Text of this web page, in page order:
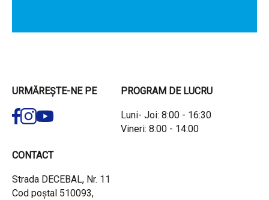
URMĂREȘTE-NE PE PROGRAM DE LUCRU
Luni- Joi: 8:00 - 16:30
Vineri: 8:00 - 14:00
CONTACT
Strada DECEBAL, Nr. 11
Cod poștal 510093,